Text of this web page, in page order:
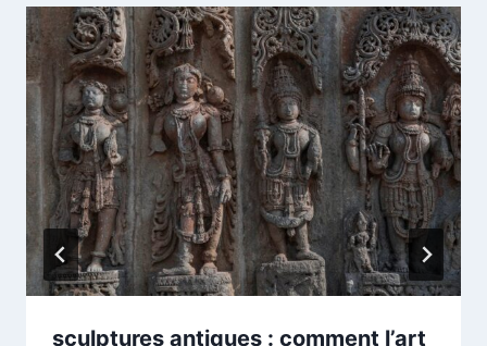
sculptures antiques : comment l’art